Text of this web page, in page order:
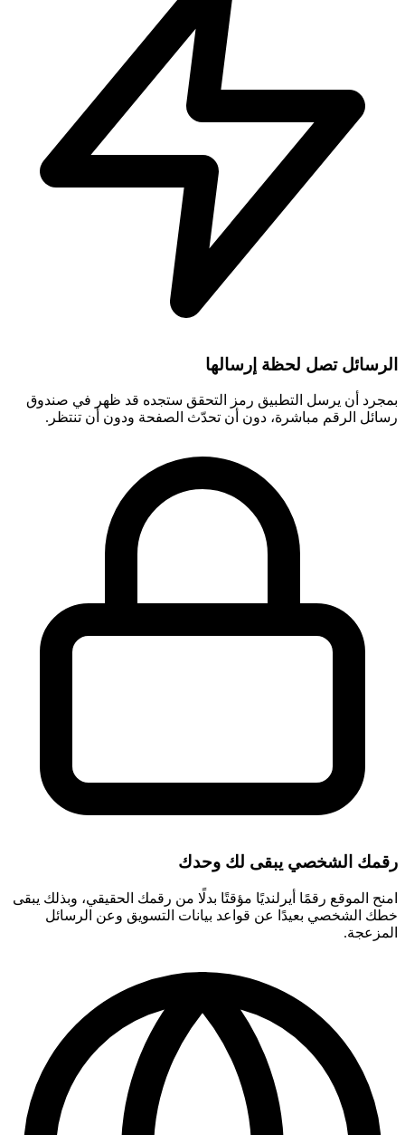
الرسائل تصل لحظة إرسالها
بمجرد أن يرسل التطبيق رمز التحقق ستجده قد ظهر في صندوق
رسائل الرقم مباشرة، دون أن تحدّث الصفحة ودون أن تنتظر.
رقمك الشخصي يبقى لك وحدك
امنح الموقع رقمًا أيرلنديًا مؤقتًا بدلًا من رقمك الحقيقي، وبذلك يبقى
خطك الشخصي بعيدًا عن قواعد بيانات التسويق وعن الرسائل
المزعجة.